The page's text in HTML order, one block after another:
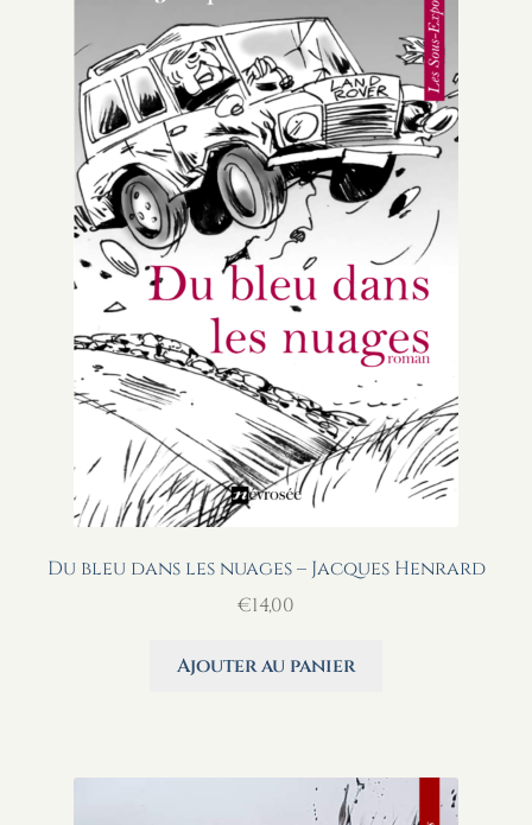
Du bleu dans les nuages – Jacques Henrard
€14,00
Ajouter au panier